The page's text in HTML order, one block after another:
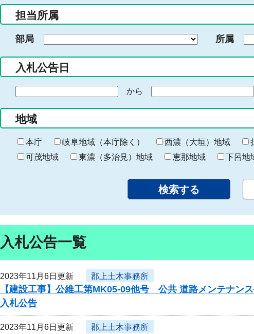
ー
入
力
担当所属
部局 所属
入札公告日
の
始
ま
り
から
終
わ
り
地域
本庁 岐阜地域（本庁除く） 西濃（大垣）地域
可茂地域
東濃（多治見）地域 恵那地域 下呂地
入札公告一覧
2023年11月6日更新 郡上土木事務所
【建設工事】公維工第MK05-09他号 公共 道路メンテナン
入札公告
2023年11月6日更新 郡上土木事務所